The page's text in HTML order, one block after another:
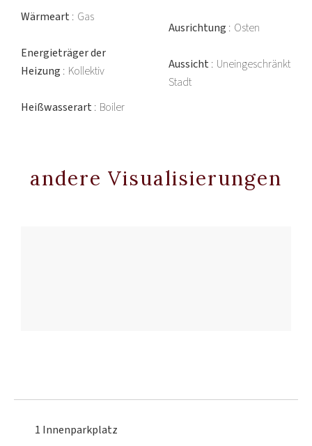
Wärmeart Gas
Energieträger der
Heizung Kollektiv
Heißwasserart Boiler
Ausrichtung Osten
Aussicht Uneingeschränkt
Stadt
andere Visualisierungen
1 Innenparkplatz